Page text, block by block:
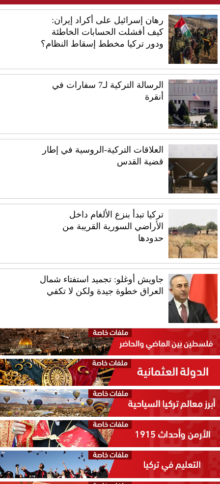
رهان إسرائيل على أكراد إيران:
كيف أفشلت الحسابات الخاطئة
ودور تركيا مخطط إسقاط النظام؟
الرسالة التركية لـ7 سفارات في
أنقرة
العلاقات التركية-الروسية في إطار
قضية القدس
تركيا تبدأ بنزع الألغام داخل
الأراضي السورية القريبة من
حدودها
جاويش أوغلو: تجميد استفتاء شمال
العراق خطوة جيدة ولكن لا تكفي